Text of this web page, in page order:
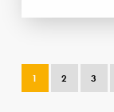
1 2 3